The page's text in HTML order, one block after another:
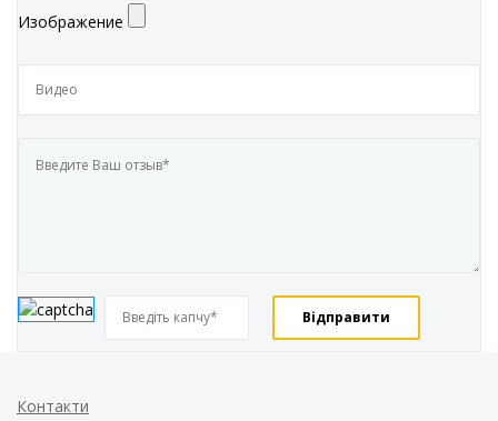
Изображение
Контакти